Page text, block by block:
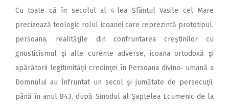
Cu toate că în secolul al 4‑lea Sfântul Vasile cel Mare
precizează teologic rolul icoanei care reprezintă prototipul,
persoana, realităţile din confruntarea creştinilor cu
gnosticismul şi alte curente adverse, icoana ortodoxă şi
apărătorii legitimităţii credinţei în Persoana divino‑ umană a
Domnului au înfruntat un secol şi jumătate de persecuţii,
până în anul 843, după Sinodul al Şaptelea Ecumenic de la